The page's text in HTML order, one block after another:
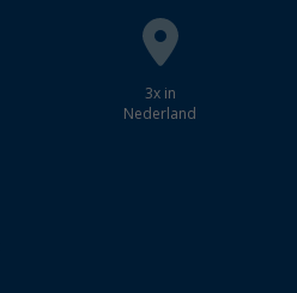
3x in
Nederland